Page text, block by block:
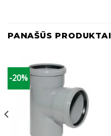
PANAŠŪS PRODUKTAI
-20%